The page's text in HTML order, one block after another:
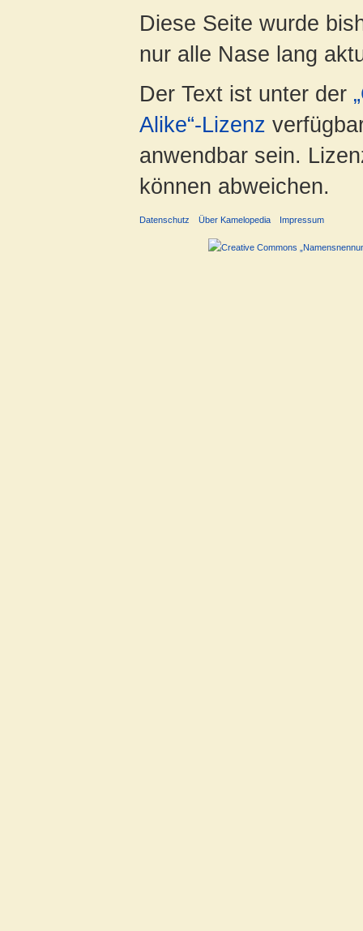
Diese Seite wurde
nur alle Nase lang
Der Text ist unter der
Alike“-Lizenz
anwendbar sein.
können abweichen.
Datenschutz Über Kamelopedia Impressum